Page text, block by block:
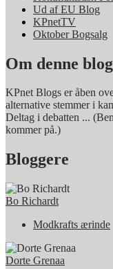
Ud af EU Blog
KPnetTV
Oktober Bogsalg
Om denne blog
KPnet Blogs er åben
alternative stemmer i
Deltag i debatten ...
kommer på.)
Bloggere
Bo Richardt
Modkrafts ærinde
Dorte Grenaa